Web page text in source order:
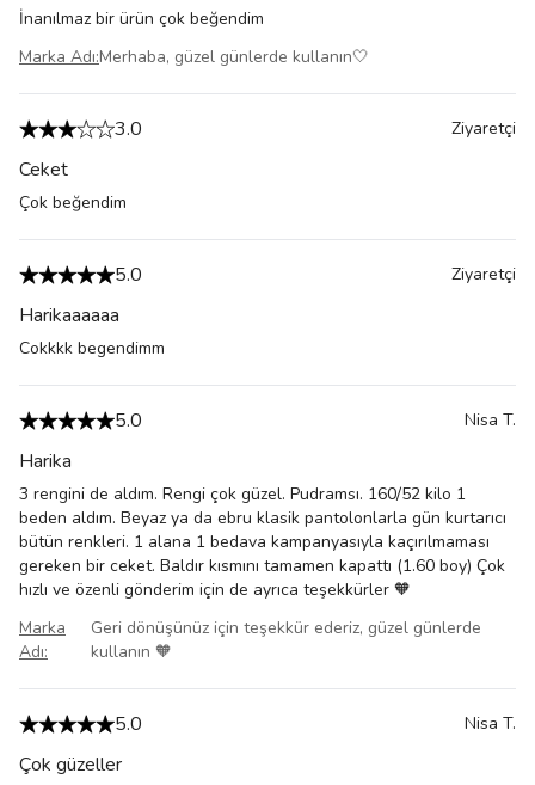
İnanılmaz bir ürün çok beğendim
Marka Adı:Merhaba, güzel günlerde kullanın🤍
3.0 Ziyaretçi
Ceket
Çok beğendim
5.0 Ziyaretçi
Harikaaaaaa
Cokkkk begendimm
5.0 Nisa T.
Harika
3 rengini de aldım. Rengi çok güzel. Pudramsı. 160/52 kilo 1
beden aldım. Beyaz ya da ebru klasik pantolonlarla gün kurtarıcı
bütün renkleri. 1 alana 1 bedava kampanyasıyla kaçırılmaması
gereken bir ceket. Baldır kısmını tamamen kapattı (1.60 boy) Çok
hızlı ve özenli gönderim için de ayrıca teşekkürler 🧡
Marka
Adı:
Geri dönüşünüz için teşekkür ederiz, güzel günlerde
kullanın 🧡
5.0 Nisa T.
Çok güzeller